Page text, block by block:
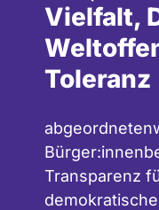
Vielfalt,
Toleranz
Transparenz